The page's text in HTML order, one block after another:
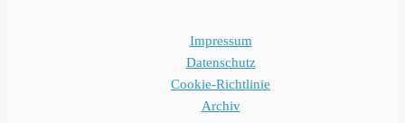
Impressum
Datenschutz
Cookie-Richtlinie
Archiv